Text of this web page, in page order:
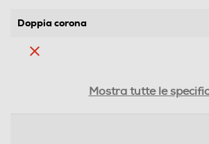
Doppia corona
Mostra tutte le